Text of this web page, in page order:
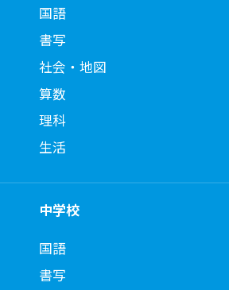
国語
書写
社会・地図
算数
理科
生活
中学校
国語
書写